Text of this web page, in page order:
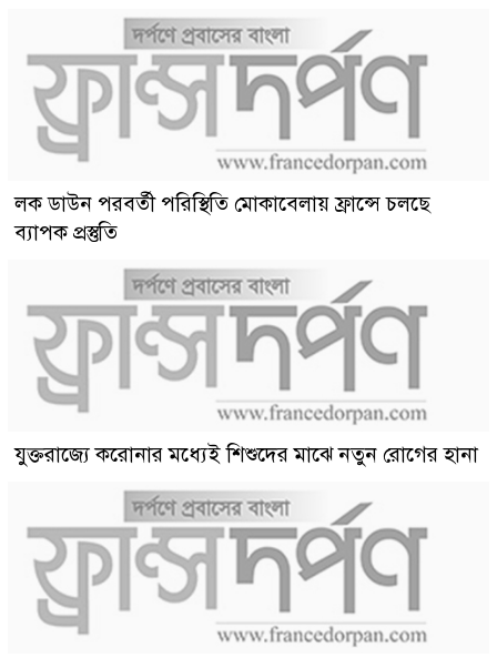
লক ডাউন পরবর্তী পরিস্থিতি মোকাবেলায় ফ্রান্সে চলছে
ব্যাপক প্রস্তুতি
যুক্তরাজ্যে করোনার মধ্যেই শিশুদের মাঝে নতুন রোগের হানা